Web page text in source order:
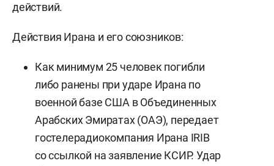
действий.
Действия Ирана и его союзников:
Как минимум 25 человек погибли
либо ранены при ударе Ирана по
военной базе США в Объединенных
Арабских Эмиратах (ОАЭ), передает
гостелерадиокомпания Ирана IRIB
со ссылкой на заявление КСИР. Удар